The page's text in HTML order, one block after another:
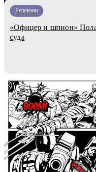
Рецензии
«Офицер и шпион»
суда